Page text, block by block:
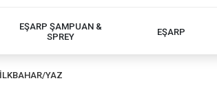
EŞARP ŞAMPUAN &
SPREY
EŞARP
YAZ